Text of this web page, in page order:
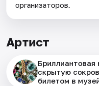
организаторов.
Артист
Бриллиантовая
скрытую
билетом в